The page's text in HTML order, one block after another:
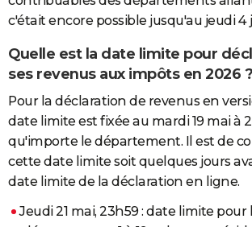
c'était encore possible jusqu'au jeudi 4
Quelle est la date limite pour
ses revenus aux impôts en 2026 ?
Pour la déclaration de revenus en
date limite est fixée au mardi 19 mai à
qu'importe le département. Il est de
cette date limite soit quelques jours
date limite de la déclaration en ligne.
Jeudi 21 mai, 23h59 : date limite pour